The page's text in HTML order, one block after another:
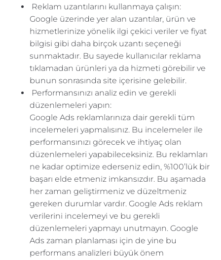
Reklam uzantılarını kullanmaya çalışın:
Google üzerinde yer alan uzantılar, ürün ve
hizmetlerinize yönelik ilgi çekici veriler ve fiyat
bilgisi gibi daha birçok uzantı seçeneği
sunmaktadır. Bu sayede kullanıcılar reklama
tıklamadan ürünleri ya da hizmeti görebilir ve
bunun sonrasında site içerisine gelebilir.
Performansınızı analiz edin ve gerekli
düzenlemeleri yapın:
Google Ads reklamlarınıza dair gerekli tüm
incelemeleri yapmalısınız. Bu incelemeler ile
performansınızı görecek ve ihtiyaç olan
düzenlemeleri yapabileceksiniz. Bu reklamları
ne kadar optimize ederseniz edin, %100’lük bir
başarı elde etmeniz imkansızdır. Bu aşamada
her zaman geliştirmeniz ve düzeltmeniz
gereken durumlar vardır. Google Ads reklam
verilerini incelemeyi ve bu gerekli
düzenlemeleri yapmayı unutmayın. Google
Ads zaman planlaması için de yine bu
performans analizleri büyük önem